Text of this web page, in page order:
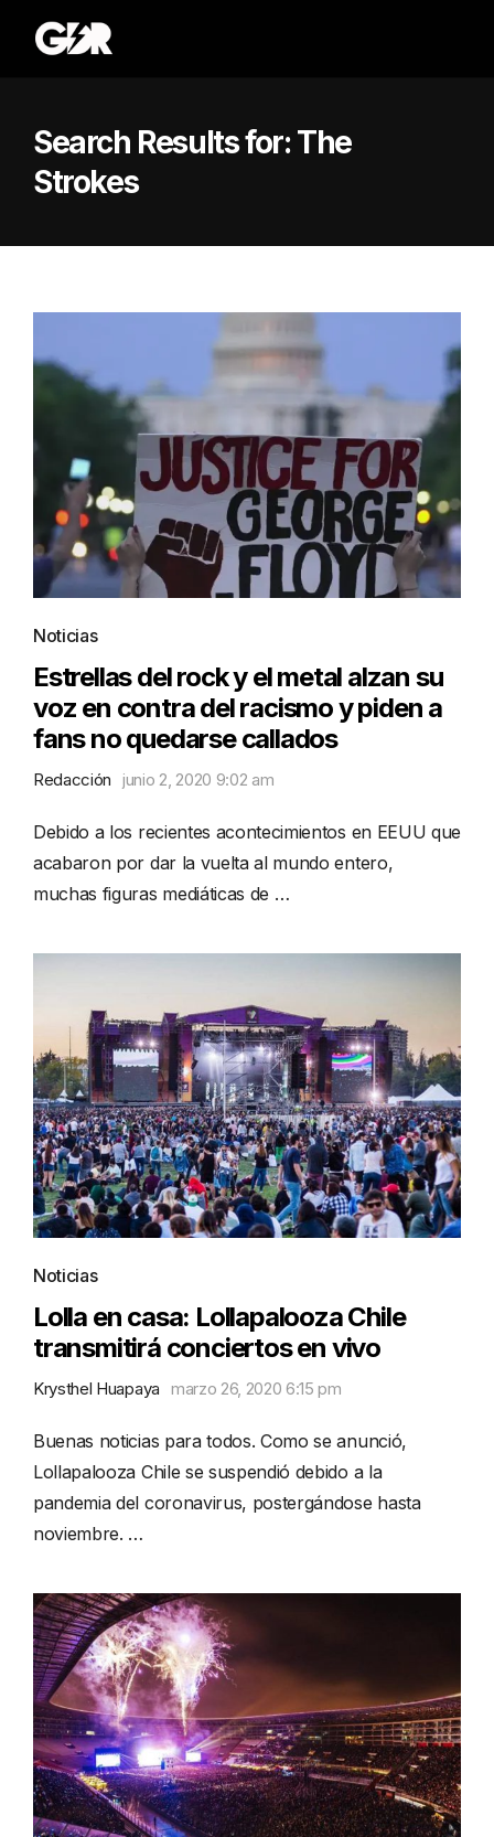
Search Results for:The
Strokes
Noticias
Estrellas del rock y el metal alzan su
voz en contra del racismo y piden a
fans no quedarse callados
Redacción junio 2, 2020 9:02 am
Debido a los recientes acontecimientos en EEUU que
acabaron por dar la vuelta al mundo entero,
muchas figuras mediáticas de …
Noticias
Lolla en casa: Lollapalooza Chile
transmitirá conciertos en vivo
Krysthel Huapaya marzo 26, 2020 6:15 pm
Buenas noticias para todos. Como se anunció,
Lollapalooza Chile se suspendió debido a la
pandemia del coronavirus, postergándose hasta
noviembre. …